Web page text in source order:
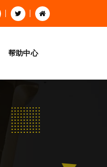
帮助中心